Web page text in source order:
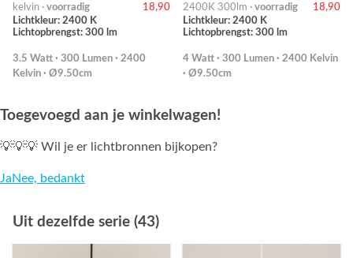
kelvin · voorradig
18,90
Lichtkleur: 2400 K
Lichtopbrengst: 300 lm
3.5 Watt · 300 Lumen · 2400
Kelvin · Ø9.50cm
2400K 300lm · voorradig
18,90
Lichtkleur: 2400 K
Lichtopbrengst: 300 lm
4 Watt · 300 Lumen · 2400 Kelvin
· Ø9.50cm
Toegevoegd aan je winkelwagen!
💡💡💡 Wil je er lichtbronnen bijkopen?
JaNee, bedankt
Uit dezelfde serie (43)